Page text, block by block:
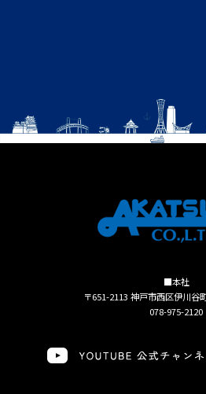
■本社
〒651-2113 神戸市西区伊川谷
078-975-2120